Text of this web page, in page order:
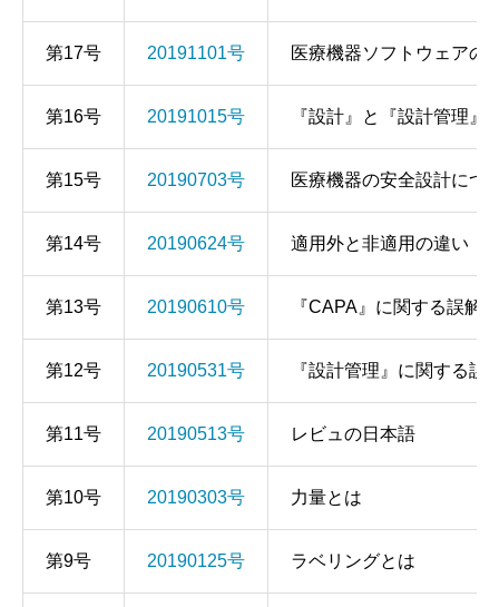
第17号 20191101号 医療機器ソフトウェアの
第16号 20191015号 『設計』と『設計管理』
第15号 20190703号 医療機器の安全設計につ
第14号 20190624号 適用外と非適用の違い
第13号 20190610号 『CAPA』に関する誤解
第12号 20190531号 『設計管理』に関する誤
第11号 20190513号 レビュの日本語
第10号 20190303号 力量とは
第9号 20190125号 ラベリングとは